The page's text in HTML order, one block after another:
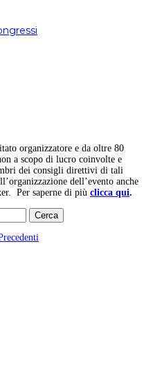
organizzatore e da oltre 80
a scopo di lucro coinvolte e
dei consigli direttivi di tali
dell’evento anche
Per saperne di più clicca qui.